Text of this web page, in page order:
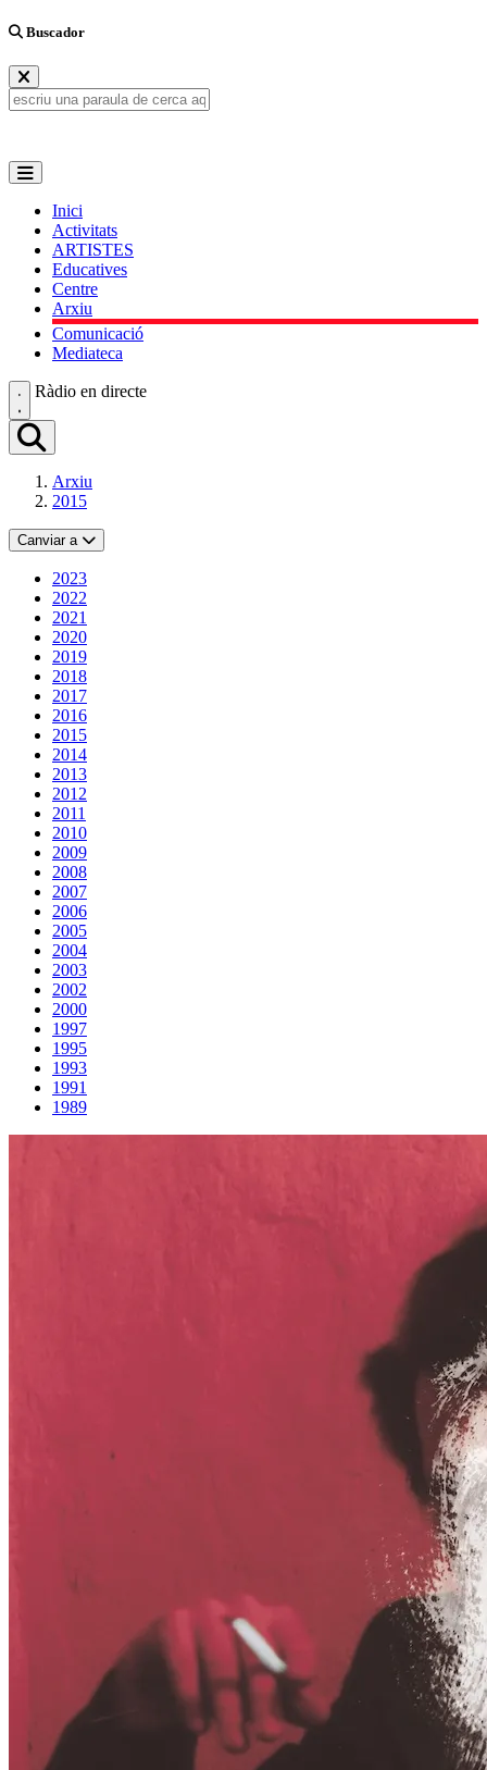
Buscador
Inici
Activitats
ARTISTES
Educatives
Centre
Arxiu
Comunicació
Mediateca
Ràdio en directe
Arxiu
2015
Canviar a
2023
2022
2021
2020
2019
2018
2017
2016
2015
2014
2013
2012
2011
2010
2009
2008
2007
2006
2005
2004
2003
2002
2000
1997
1995
1993
1991
1989